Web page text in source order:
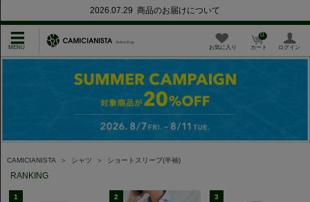
2026.07.29 商品のお届けについて
お気に入り カート
0
ログイン
CAMICIANISTA ＞ シャツ ＞ ショートスリーブ(半袖)
RANKING
1 2 3